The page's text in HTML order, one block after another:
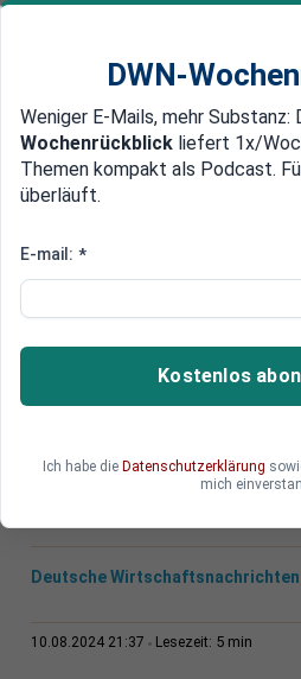
Newsticker MEIN DWN:
Edelmetalle DWN-
Trumps Problem-
Wahrheit - und
J.D. Vance legt einen mehr
als Mann an der Seite
kinderlose Frauen zu tun.
Deutsche Wirtschaftsnachrichten
10.08.2024 21:37 Lesezeit: 5 min
DWN-
Weniger E-Mails, mehr Substanz:
Wochenrückblick liefert 1x/
Themen kompakt als Podcast.
überläuft.
E-mail: *
Kostenlos
Ich habe die Datenschutzerklärung
mich